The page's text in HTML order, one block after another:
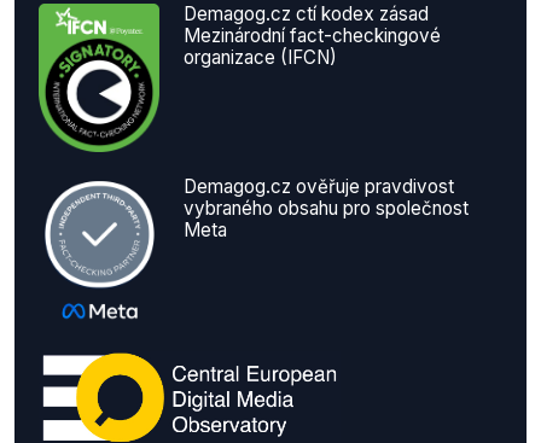
Demagog.cz ctí kodex zásad
Mezinárodní fact-checkingové
organizace (IFCN)
Demagog.cz ověřuje pravdivost
vybraného obsahu pro společnost
Meta